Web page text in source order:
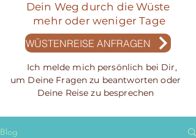
Dein Weg durch die Wüste
mehr oder weniger Tage
WÜSTENREISE ANFRAGEN
Ich melde mich persönlich bei Dir,
um Deine Fragen zu beantworten oder
Deine Reise zu besprechen
Blog